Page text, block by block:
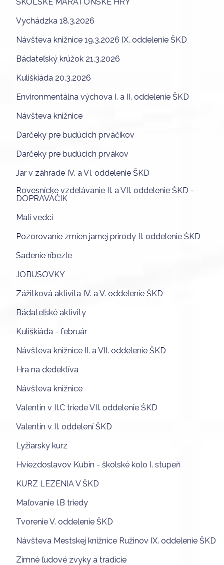
Vychádzka 18.3.2026
Návšteva knižnice 19.3.2026 IX. oddelenie ŠKD
Bádateľský krúžok 21.3.2026
Kuliškiáda 20.3.2026
Environmentálna výchova I. a II. oddelenie ŠKD
Návšteva knižnice
Darčeky pre budúcich prváčikov
Darčeky pre budúcich prvákov
Jar v záhrade IV. a VI. oddelenie ŠKD
Rovesnícke vzdelávanie II. a VII. oddelenie ŠKD -
DOPRAVÁČIK
Malí vedci
Pozorovanie zmien jarnej prírody II. oddelenie ŠKD
Sadenie ríbezle
JOBUSOVKY
Zážitková aktivita IV. a V. oddelenie ŠKD
Bádateľské aktivity
Kuliškiáda - február
Návšteva knižnice II. a VII. oddelenie ŠKD
Hra na dedektíva
Návšteva knižnice
Valentín v II.C triede VII. oddelenie ŠKD
Valentín v II. oddelení ŠKD
Lyžiarsky kurz
Hviezdoslavov Kubín - školské kolo I. stupeň
KURZ LEZENIA V ŠKD
Maľovanie I.B triedy
Tvorenie V. oddelenie ŠKD
Návšteva Mestskej knižnice Ružinov IX. oddelenie ŠKD
Zimné ľudové zvyky a tradície